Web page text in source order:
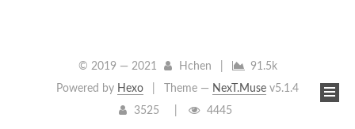
© 2019 — 2021 Hchen
91.5k
Powered by Hexo Theme — NexT.Muse v5.1.4
3525
4445